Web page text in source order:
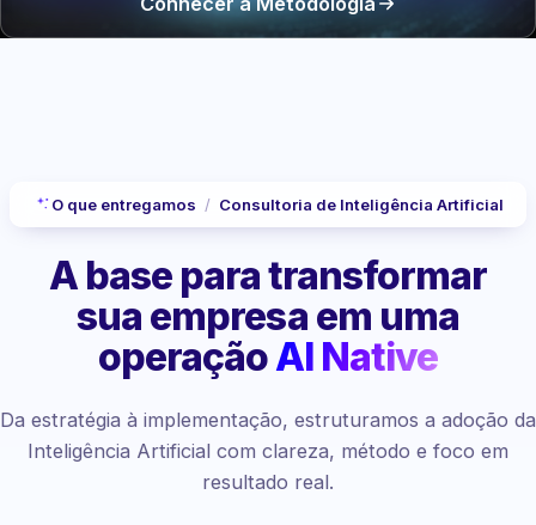
O que entregamos / Consultoria de Inteligência Artificial
A base para transformar
sua empresa em uma
operaçãoAI Native
Da estratégia à implementação, estruturamos a adoção da
Inteligência Artificial com clareza, método e foco em
resultado real.